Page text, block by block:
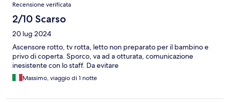
Recensione verificata
2/10 Scarso
20 lug 2024
Ascensore rotto, tv rotta, letto non preparato per il bambino e
privo di coperta. Sporco, va ad a otturata, comunicazione
inesistente con lo staff. Da evitare
Massimo, viaggio di 1 notte